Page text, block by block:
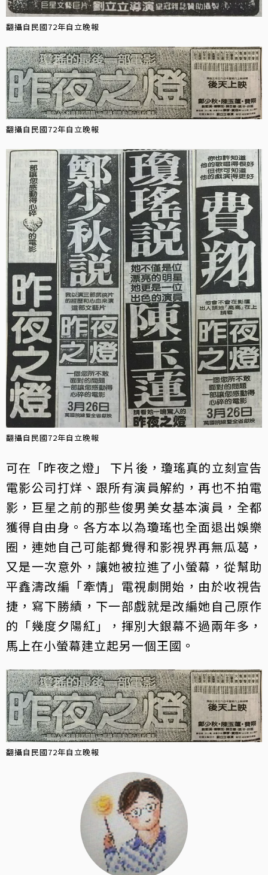
翻攝自民國72年自立晚報
翻攝自民國72年自立晚報
翻攝自民國72年自立晚報
可在「昨夜之燈」 下片後，瓊瑤真的立刻宣告
電影公司打烊、跟所有演員解約，再也不拍電
影，巨星之前的那些俊男美女基本演員，全都
獲得自由身。各方本以為瓊瑤也全面退出娛樂
圈，連她自己可能都覺得和影視界再無瓜葛，
又是一次意外，讓她被拉進了小螢幕，從幫助
平鑫濤改編「牽情」電視劇開始，由於收視告
捷，寫下勝績，下一部戲就是改編她自己原作
的「幾度夕陽紅」，揮別大銀幕不過兩年多，
馬上在小螢幕建立起另一個王國。
翻攝自民國72年自立晚報